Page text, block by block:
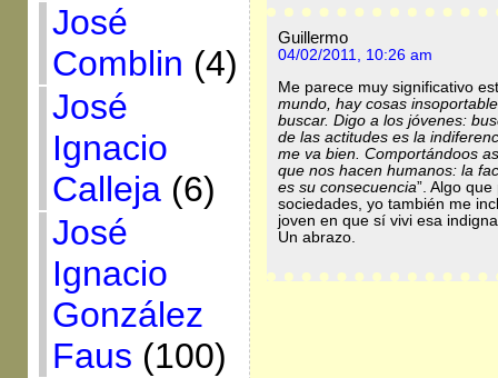
José
Comblin (4)
José
Ignacio
Calleja(6)
José
Ignacio
González
Faus (100)
Guillermo
04/02/2011, 10:26 am
Me parece muy significativo
mundo, hay cosas
buscar. Digo a los jóvenes:
de las actitudes es la
me va bien. Comportándoos
que nos hacen humanos: la
es su consecuencia”. Algo
sociedades, yo también me
joven en que sí vivi esa
Un abrazo.